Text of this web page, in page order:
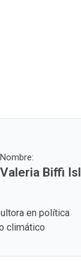
Nombre:
Valeria Biffi
en política
climático